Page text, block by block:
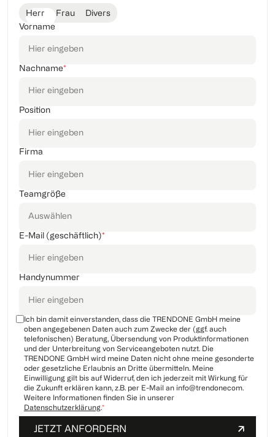
Herr Frau
Divers
Vorname
Nachname*
Position
Firma
Teamgröße
E-Mail (geschäftlich)*
Handynummer
Ich bin damit einverstanden, dass die TRENDONE GmbH meine
oben angegebenen Daten auch zum Zwecke der (ggf. auch
telefonischen) Beratung, Übersendung von Produktinformationen
und der Unterbreitung von Serviceangeboten nutzt. Die
TRENDONE GmbH wird meine Daten nicht ohne meine gesonderte
oder gesetzliche Erlaubnis an Dritte übermitteln. Meine
Einwilligung gilt bis auf Widerruf, den ich jederzeit mit Wirkung für
die Zukunft erklären kann, z.B. per E-Mail an info@trendonecom.
Weitere Informationen finden Sie in unserer
Datenschutzerklärung.*